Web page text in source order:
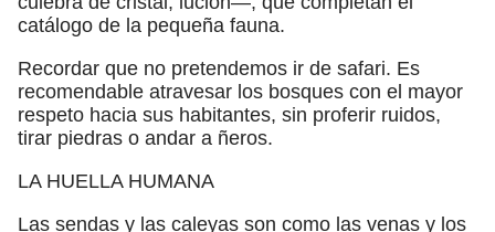
catálogo de la pequeña fauna.
Recordar que no pretendemos ir de safari. Es
recomendable atravesar los bosques con el mayor
respeto hacia sus habitantes, sin proferir ruidos,
tirar piedras o andar a ñeros.
LA HUELLA HUMANA
Las sendas y las caleyas son como las venas y los